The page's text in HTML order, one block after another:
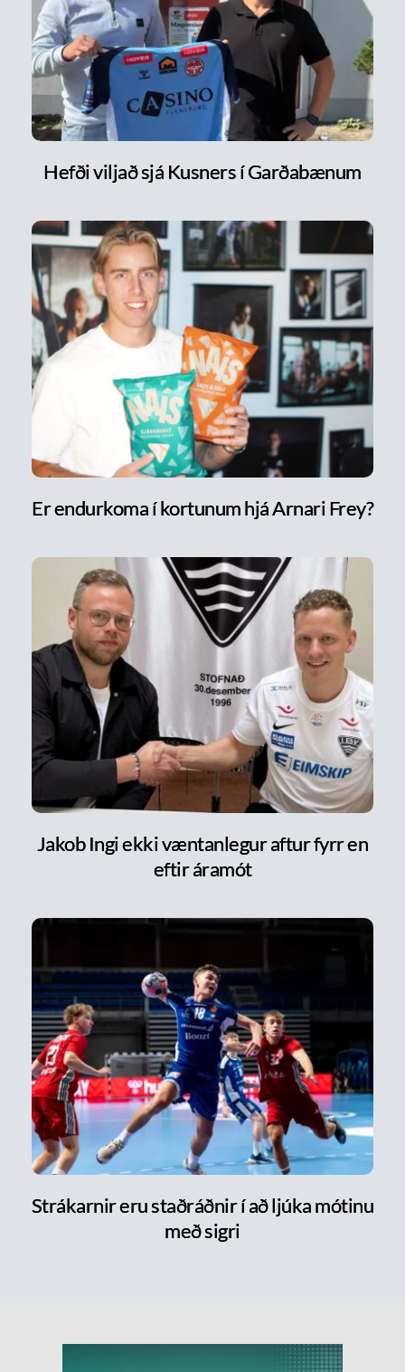
Hefði viljað sjá Kusners í Garðabænum
Er endurkoma í kortunum hjá Arnari Frey?
Jakob Ingi ekki væntanlegur aftur fyrr en
eftir áramót
Strákarnir eru staðráðnir í að ljúka mótinu
með sigri